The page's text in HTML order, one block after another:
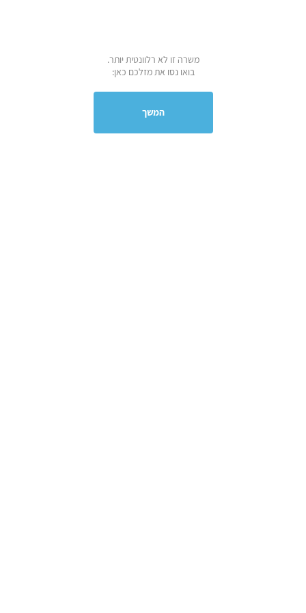
משרה זו לא רלוונטית יותר.
בואו נסו את מזלכם כאן:
המשך